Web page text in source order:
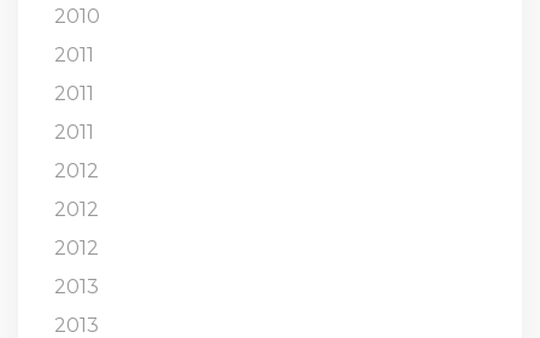
2010
2011
2011
2011
2012
2012
2012
2013
2013